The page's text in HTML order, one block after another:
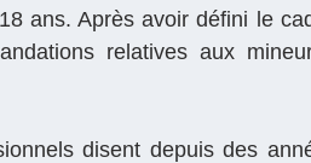
ans. Après avoir défini le
relatives aux
disent depuis des